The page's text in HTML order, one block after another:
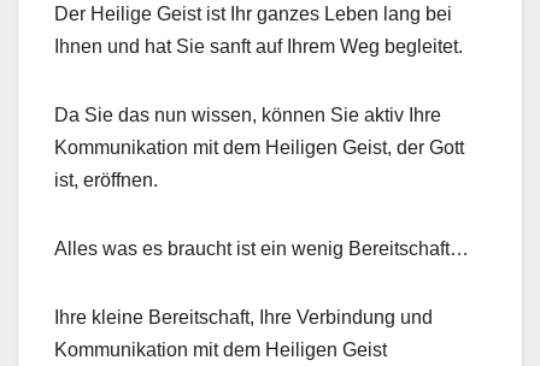
Der Heilige Geist ist Ihr ganzes Leben lang bei
Ihnen und hat Sie sanft auf Ihrem Weg begleitet.
Da Sie das nun wissen, können Sie aktiv Ihre
Kommunikation mit dem Heiligen Geist, der Gott
ist, eröffnen.
Alles was es braucht ist ein wenig Bereitschaft…
Ihre kleine Bereitschaft, Ihre Verbindung und
Kommunikation mit dem Heiligen Geist